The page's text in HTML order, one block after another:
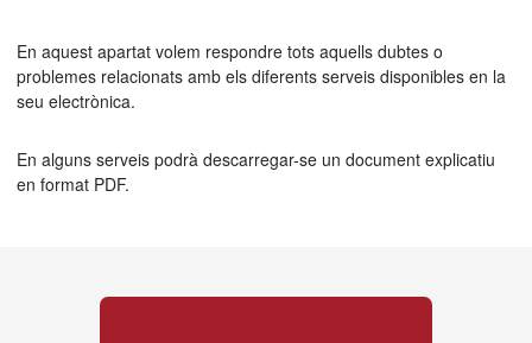
En aquest apartat volem respondre tots aquells dubtes o
problemes relacionats amb els diferents serveis disponibles en la
seu electrònica.
En alguns serveis podrà descarregar-se un document explicatiu
en format PDF.